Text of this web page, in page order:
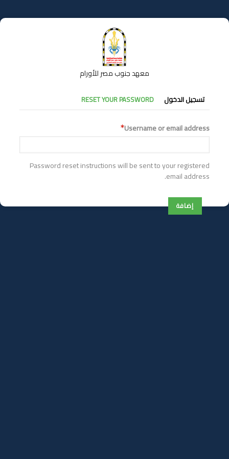
إلى
المحتوى
معهد جنوب مصر للأورام
التبويبات
الأساسية
تسجيل الدخول RESET YOUR PASSWORD
Username or email address
Password reset instructions will be sent to your registered
email address.